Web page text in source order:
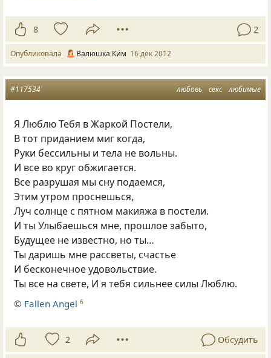
8 2
Опубликовала Валюшка Ким 16 дек 2012
любовь секс любимые
#117534
Я Люблю Тебя в Жаркой Постели,
В тот приданием миг когда,
Руки бессильны и тела не вольны.
И все во круг обжигается.
Все разрушая мы сну подаемся,
Этим утром проснешься,
Луч солнце с пятном макияжа в постели.
И ты Улыбаешься мне, прошлое забыто,
Будущее не известно, но ты…
Ты даришь мне рассветы, счастье
И бесконечное удовольствие.
Ты все на свете, И я тебя сильнее силы Люблю.
© Fallen Angel 6
2 Обсудить